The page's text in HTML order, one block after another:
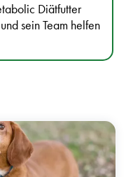
Diätfutter
sein Team helfen